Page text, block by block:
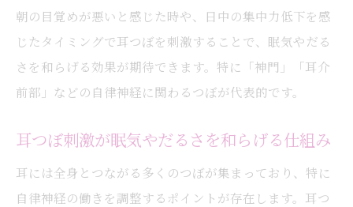
朝の目覚めが悪いと感じた時や、日中の集中力低下を感
じたタイミングで耳つぼを刺激することで、眠気やだる
さを和らげる効果が期待できます。特に「神門」「耳介
前部」などの自律神経に関わるつぼが代表的です。
耳つぼ刺激が眠気やだるさを和らげる仕組み
耳には全身とつながる多くのつぼが集まっており、特に
自律神経の働きを調整するポイントが存在します。耳つ